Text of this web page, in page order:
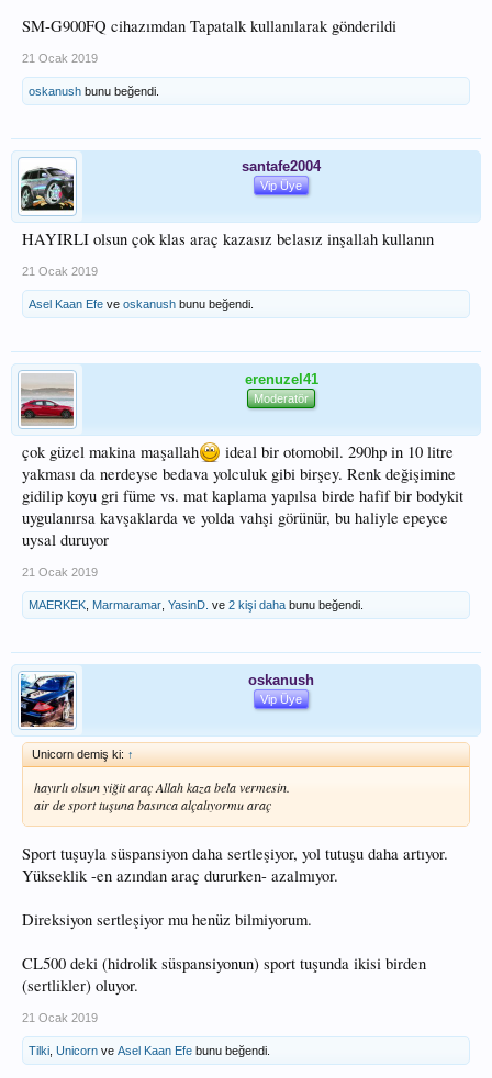
SM-G900FQ cihazımdan Tapatalk kullanılarak gönderildi
21 Ocak 2019
oskanush bunu beğendi.
santafe2004
Vip Üye
HAYIRLI olsun çok klas araç kazasız belasız inşallah kullanın
21 Ocak 2019
Asel Kaan Efe ve oskanush bunu beğendi.
erenuzel41
Moderatör
çok güzel makina maşallah
ideal bir otomobil. 290hp in 10 litre
yakması da nerdeyse bedava yolculuk gibi birşey. Renk değişimine
gidilip koyu gri füme vs. mat kaplama yapılsa birde hafif bir bodykit
uygulanırsa kavşaklarda ve yolda vahşi görünür, bu haliyle epeyce
uysal duruyor
21 Ocak 2019
MAERKEK Marmaramar YasinD. ve 2 kişi daha bunu beğendi.
oskanush
Vip Üye
Unicorn demiş ki: ↑
hayırlı olsun yiğit araç Allah kaza bela vermesin.
air de sport tuşuna basınca alçalıyormu araç
Sport tuşuyla süspansiyon daha sertleşiyor, yol tutuşu daha artıyor.
Yükseklik -en azından araç dururken- azalmıyor.
Direksiyon sertleşiyor mu henüz bilmiyorum.
CL500 deki (hidrolik süspansiyonun) sport tuşunda ikisi birden
(sertlikler) oluyor.
21 Ocak 2019
Tilki Unicorn ve Asel Kaan Efe bunu beğendi.